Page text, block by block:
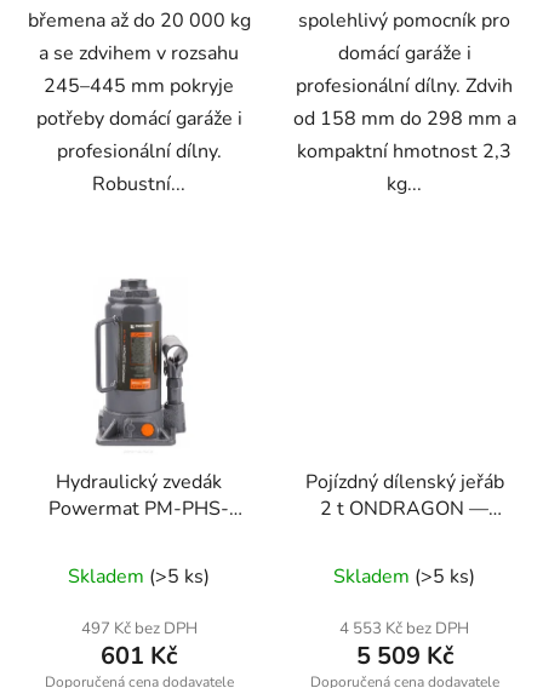
břemena až do 20 000 kg
a se zdvihem v rozsahu
245–445 mm pokryje
potřeby domácí garáže i
profesionální dílny.
Robustní...
spolehlivý pomocník pro
domácí garáže i
profesionální dílny. Zdvih
od 158 mm do 298 mm a
kompaktní hmotnost 2,3
kg...
Hydraulický zvedák
Powermat PM-PHS-
Skladem (>5 ks)
497 Kč bez DPH
601 Kč
Pojízdný dílenský jeřáb
2 t ONDRAGON —
zvedák motorů
Skladem (>5 ks)
4 553 Kč bez DPH
5 509 Kč